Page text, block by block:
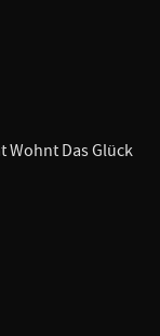
Wohnt Das Glück